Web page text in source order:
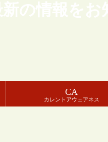
の情報を
CA
カレントアウェアネス